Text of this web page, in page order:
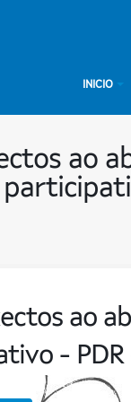
INICIO
ao
ao
- PDR